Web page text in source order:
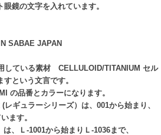
鏡の文字を入れています。
SABAE JAPAN
している素材 CELLULOID/TITANIUM セル
という文言です。
の品番とカラーになります。
ギュラーシリーズ）は、001から始まり、
ます。
、Ｌ-1001から始まりＬ-1036まで、